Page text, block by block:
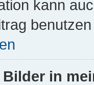
kann
in